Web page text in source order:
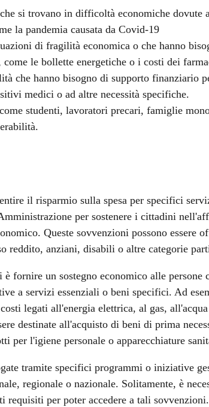
si trovano in difficoltà economiche dovute
la pandemia causata da Covid-19
di fragilità economica o che hanno
come le bollette energetiche o i costi dei
che hanno bisogno di supporto finanziario
medici o ad altre necessità specifiche.
come studenti, lavoratori precari, famiglie
il risparmio sulla spesa per specifici
per sostenere i cittadini
Queste sovvenzioni possono essere
reddito, anziani, disabili o altre categorie
fornire un sostegno economico alle persone
a servizi essenziali o beni specifici. Ad
legati all'energia elettrica, al gas,
destinate all'acquisto di beni di prima
per l'igiene personale o apparecchiature
tramite specifici programmi o iniziative
regionale o nazionale. Solitamente, è
requisiti per poter accedere a tali